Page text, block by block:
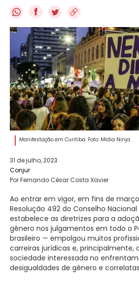
f
Manifestação em Curitiba. Foto: Mídia Ninja.
31 de julho, 2023
Conjur
Por Fernando César Costa Xavier
Ao entrar em vigor, em fins de
Resolução 492 do Conselho
estabelece as diretrizes para a
gênero nos julgamentos em todo o
brasileiro — empolgou muitos
carreiras jurídicas e, principalmente,
sociedade interessada no
desigualdades de gênero e